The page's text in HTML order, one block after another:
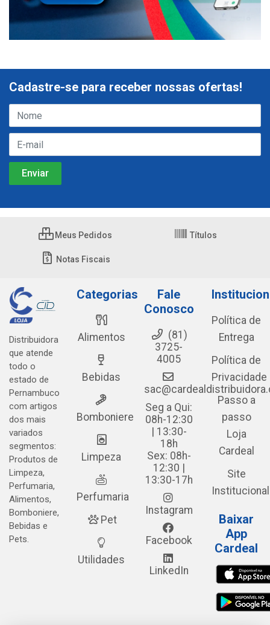
Cadastre-se para receber nossas ofertas!
Meus Pedidos Títulos
Notas Fiscais
Distribuidora
que atende
todo o
estado de
Pernambuco
com artigos
dos mais
variados
segmentos:
Produtos de
Limpeza,
Perfumaria,
Alimentos,
Bomboniere,
Bebidas e
Pets.
Categorias
Alimentos
Bebidas
Bomboniere
Limpeza
Perfumaria
Pet
Utilidades
Fale
Conosco
(81)
3725-
4005
Seg a Qui:
08h-12:30
| 13:30-
18h
Sex: 08h-
12:30 |
13:30-17h
Instagram
Facebook
LinkedIn
Política de
Entrega
Política de
Privacidade
Passo a
passo
Loja
Cardeal
Site
Institucional
Baixar
App
Cardeal